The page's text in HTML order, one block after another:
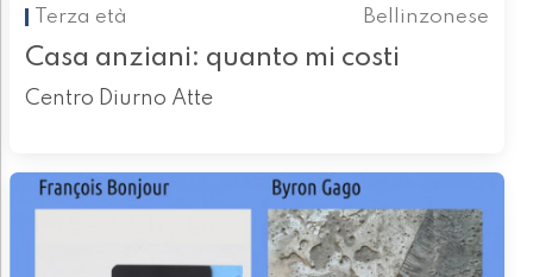
Terza età
Bellinzonese
Casa anziani: quanto mi costi
Centro Diurno Atte